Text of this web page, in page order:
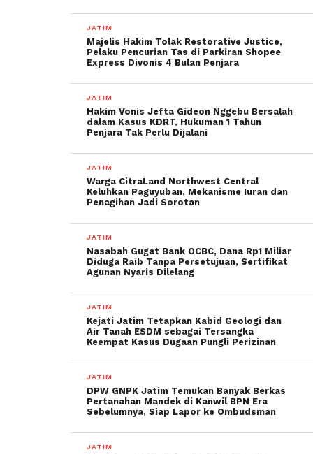
JATIM
Majelis Hakim Tolak Restorative Justice,
Pelaku Pencurian Tas di Parkiran Shopee
Express Divonis 4 Bulan Penjara
JATIM
Hakim Vonis Jefta Gideon Nggebu Bersalah
dalam Kasus KDRT, Hukuman 1 Tahun
Penjara Tak Perlu Dijalani
JATIM
Warga CitraLand Northwest Central
Keluhkan Paguyuban, Mekanisme Iuran dan
Penagihan Jadi Sorotan
JATIM
Nasabah Gugat Bank OCBC, Dana Rp1 Miliar
Diduga Raib Tanpa Persetujuan, Sertifikat
Agunan Nyaris Dilelang
JATIM
Kejati Jatim Tetapkan Kabid Geologi dan
Air Tanah ESDM sebagai Tersangka
Keempat Kasus Dugaan Pungli Perizinan
JATIM
DPW GNPK Jatim Temukan Banyak Berkas
Pertanahan Mandek di Kanwil BPN Era
Sebelumnya, Siap Lapor ke Ombudsman
JATIM